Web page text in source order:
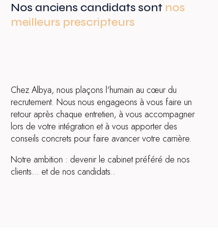
Nos anciens candidats sont nos
meilleurs prescripteurs
Chez Albya, nous plaçons l'humain au cœur du
recrutement. Nous nous engageons à vous faire un
retour après chaque entretien, à vous accompagner
lors de votre intégration et à vous apporter des
conseils concrets pour faire avancer votre carrière.
Notre ambition : devenir le cabinet préféré de nos
clients… et de nos candidats..